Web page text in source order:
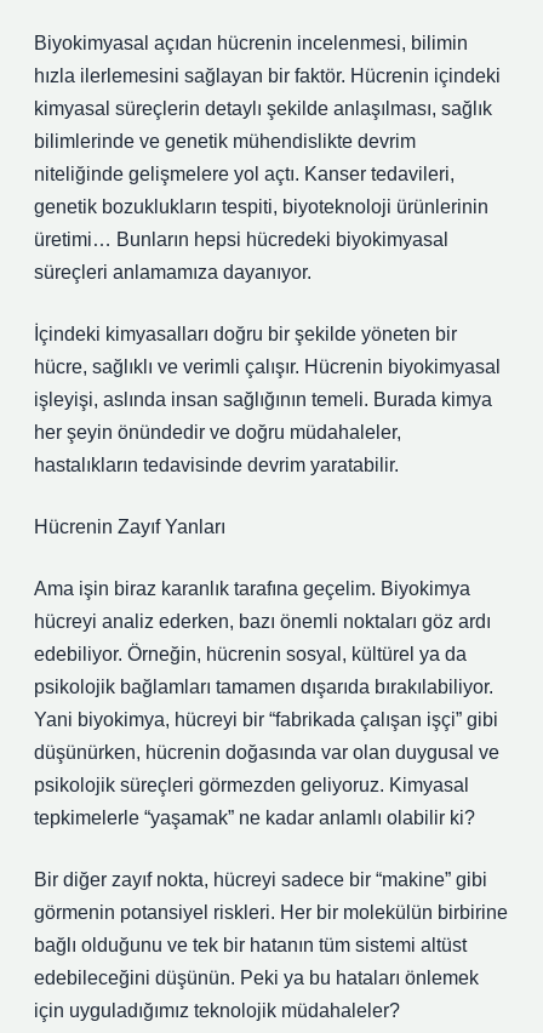
Biyokimyasal açıdan hücrenin incelenmesi, bilimin
hızla ilerlemesini sağlayan bir faktör. Hücrenin içindeki
kimyasal süreçlerin detaylı şekilde anlaşılması, sağlık
bilimlerinde ve genetik mühendislikte devrim
niteliğinde gelişmelere yol açtı. Kanser tedavileri,
genetik bozuklukların tespiti, biyoteknoloji ürünlerinin
üretimi… Bunların hepsi hücredeki biyokimyasal
süreçleri anlamamıza dayanıyor.
İçindeki kimyasalları doğru bir şekilde yöneten bir
hücre, sağlıklı ve verimli çalışır. Hücrenin biyokimyasal
işleyişi, aslında insan sağlığının temeli. Burada kimya
her şeyin önündedir ve doğru müdahaleler,
hastalıkların tedavisinde devrim yaratabilir.
Hücrenin Zayıf Yanları
Ama işin biraz karanlık tarafına geçelim. Biyokimya
hücreyi analiz ederken, bazı önemli noktaları göz ardı
edebiliyor. Örneğin, hücrenin sosyal, kültürel ya da
psikolojik bağlamları tamamen dışarıda bırakılabiliyor.
Yani biyokimya, hücreyi bir “fabrikada çalışan işçi” gibi
düşünürken, hücrenin doğasında var olan duygusal ve
psikolojik süreçleri görmezden geliyoruz. Kimyasal
tepkimelerle “yaşamak” ne kadar anlamlı olabilir ki?
Bir diğer zayıf nokta, hücreyi sadece bir “makine” gibi
görmenin potansiyel riskleri. Her bir molekülün birbirine
bağlı olduğunu ve tek bir hatanın tüm sistemi altüst
edebileceğini düşünün. Peki ya bu hataları önlemek
için uyguladığımız teknolojik müdahaleler?